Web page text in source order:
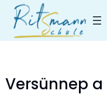
Skip
content
Versünnep